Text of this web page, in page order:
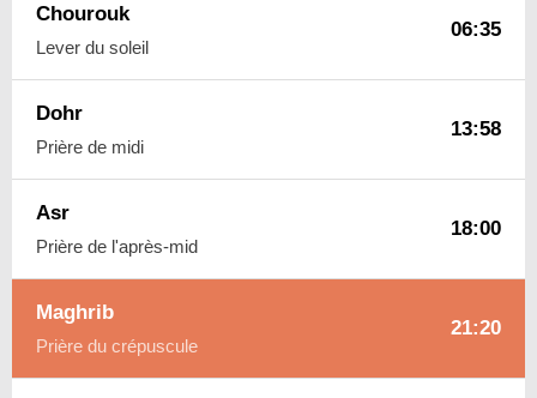
Chourouk
Lever du soleil
06:35
Dohr
Prière de midi
13:58
Asr
Prière de l'après-mid
18:00
Maghrib
Prière du crépuscule
21:20